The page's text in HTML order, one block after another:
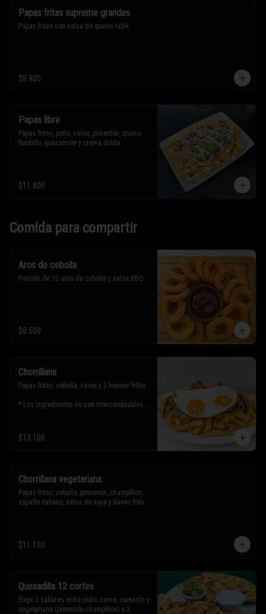
Papas fritas supreme grandes
Papas fritas con salsa de queso rubik.
$8.900
Papas libre
Papas fritas, pollo, carne, pimentón, queso
fundido, guacamole y crema ácida.
$11.800
Comida para compartir
Aros de cebolla
Porción de 15 aros de cebolla y salsa BBQ.
$8.500
Chorrillana
Papas fritas, cebolla, carne y 2 huevos fritos.
* Los ingredientes no son intercambiables.
$13.100
Chorrillana vegetariana
Papas fritas, cebolla, pimentón, champiñón,
zapallo italiano, salsa de soya y huevo frito.
Sólo puedes solicitar eliminar un
ingrediente.
$11.100
Quesadilla 12 cortes
Elige 3 sabores entre pollo, carne, camarón y
vegetariana (pimentón-champiñon) y 2